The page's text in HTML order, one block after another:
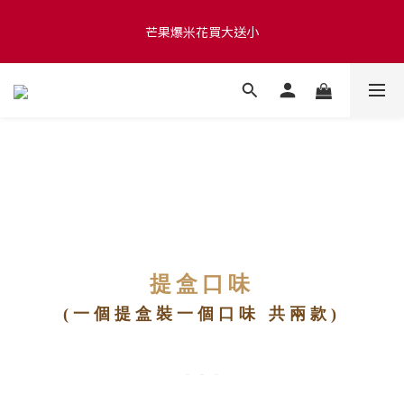
🍿 滿 $2000 贈品牌毛氈袋
芒果爆米花買大送小
滿 $1280 贈玫瑰鹽爆米花50g 🍿 滿 $1580 贈品牌咖啡掛耳包×10
提盒口味
(一個提盒裝一個口味 共兩款)